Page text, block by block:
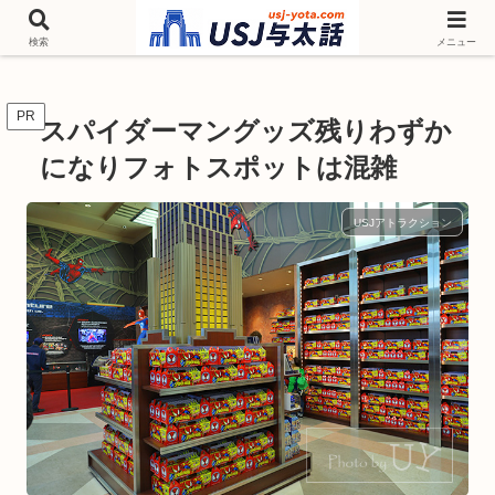
チケットやシーズンイベント ニンテンドーワールド アトラクションなどユニ
バを歩いて情報収集しています
PR スパイダーマングッズ残りわずか
になりフォトスポットは混雑
USJアトラクション
検索 メニュー